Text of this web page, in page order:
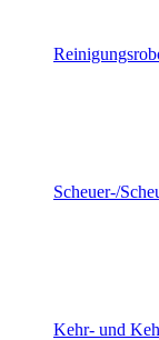
Scheuer-/
Kehr- und